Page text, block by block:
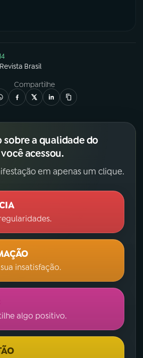
Revista Brasil
Compartilhe
sobre a qualidade do
acessou.
em apenas um clique.
insatisfação.
algo positivo.